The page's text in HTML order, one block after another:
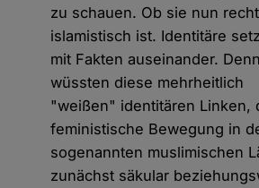
zu schauen. Ob sie nun
islamistisch ist. Identitäre
mit Fakten auseinander.
wüssten diese mehrheitlich
"weißen" identitären Linken,
feministische Bewegung in
sogenannten muslimischen
zunächst säkular